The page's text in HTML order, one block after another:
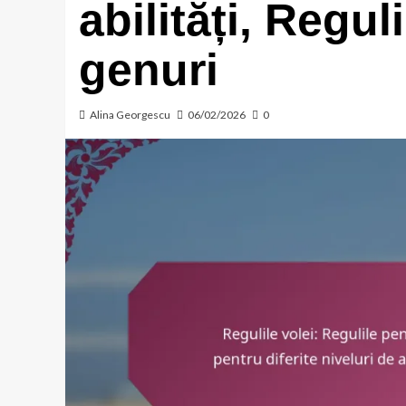
abilități,
genuri
Alina Georgescu 06/02/2026 0